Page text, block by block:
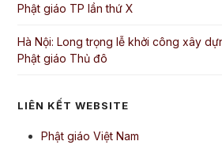
Phật giáo TP lần thứ X
Hà Nội: Long trọng lễ khởi công xây
Phật giáo Thủ đô
LIÊN KẾT WEBSITE
Phật giáo Việt Nam